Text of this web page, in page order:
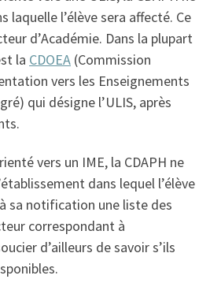
laquelle l’élève sera affecté. Ce
d’Académie. Dans la plupart
la CDOEA (Commission
vers les Enseignements
qui désigne l’ULIS, après
vers un IME, la CDAPH ne
dans lequel l’élève
sa notification une liste des
correspondant à
d’ailleurs de savoir s’ils